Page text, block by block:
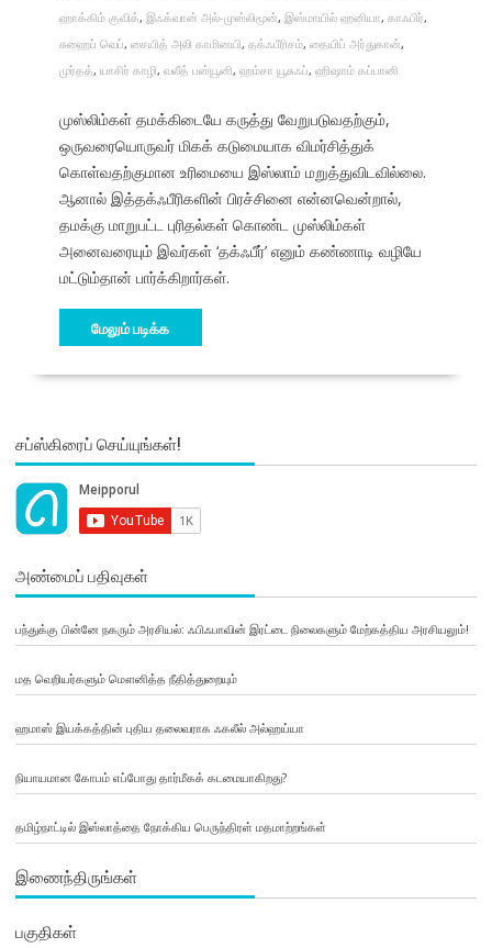
ஹாக்கிம் குவிக், இஃக்வான் அல்-முஸ்லிமூன், இஸ்மாயில் ஹனியா, காஃபிர்,
சுஹைப் வெப், சையித் அலி காமினயி, தக்ஃபீரிசம், தையிப் அர்துகான்,
முர்தத், யாசிர் காழி, வலீத் பஸ்யூனி, ஹம்சா யூசுஃப், ஹிஷாம் கப்பானி
முஸ்லிம்கள் தமக்கிடையே கருத்து வேறுபடுவதற்கும்,
ஒருவரையொருவர் மிகக் கடுமையாக விமர்சித்துக்
கொள்வதற்குமான உரிமையை இஸ்லாம் மறுத்துவிடவில்லை.
ஆனால் இத்தக்ஃபீரிகளின் பிரச்சினை என்னவென்றால்,
தமக்கு மாறுபட்ட புரிதல்கள் கொண்ட முஸ்லிம்கள்
அனைவரையும் இவர்கள் ‘தக்ஃபீர்’ எனும் கண்ணாடி வழியே
மட்டும்தான் பார்க்கிறார்கள்.
மேலும் படிக்க
சப்ஸ்கிரைப் செய்யுங்கள்!
அண்மைப் பதிவுகள்
பந்துக்கு பின்னே நகரும் அரசியல்: ஃபிஃபாவின் இரட்டை நிலைகளும் மேற்கத்திய அரசியலும்!
மத வெறியர்களும் மௌனித்த நீதித்துறையும்
ஹமாஸ் இயக்கத்தின் புதிய தலைவராக ஃகலீல் அல்ஹய்யா
நியாயமான கோபம் எப்போது தார்மீகக் கடமையாகிறது?
தமிழ்நாட்டில் இஸ்லாத்தை நோக்கிய பெருந்திரள் மதமாற்றங்கள்
இணைந்திருங்கள்
பகுதிகள்